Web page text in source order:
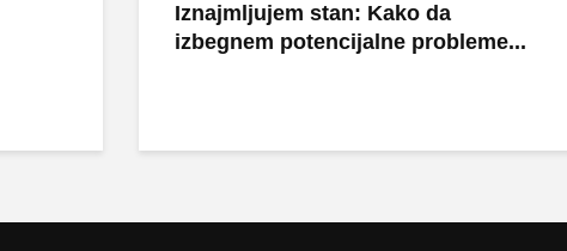
Iznajmljujem stan: Kako da
izbegnem potencijalne probleme...